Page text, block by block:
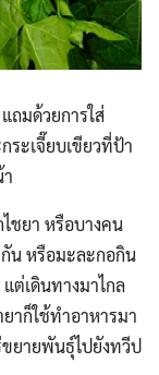
ถมด้วยการใส่
ะเจี๊ยบเขียวที่ป้า
ชยา หรือบางคน
กัน หรือมะละกอกิน
ต่เดินทางมาไกล
าก็ใช้ทำอาหารมา
ยายพันธุ์ไปยังทวีป